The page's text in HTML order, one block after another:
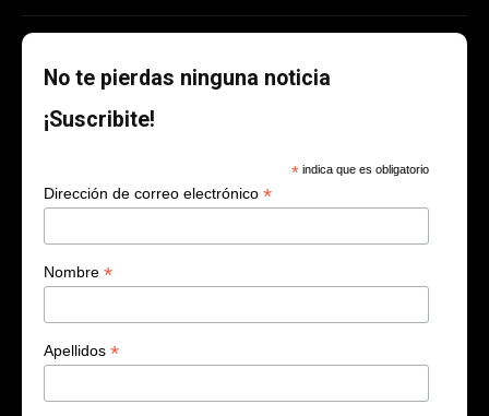
No te pierdas ninguna noticia
¡Suscribite!
* indica que es obligatorio
Dirección de correo electrónico *
Nombre *
Apellidos *